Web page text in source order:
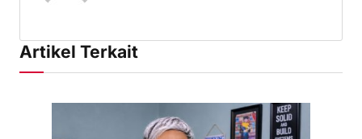
Artikel Terkait